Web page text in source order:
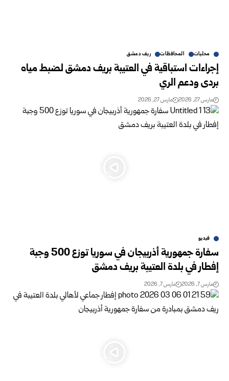
محليات المحافظات ريف دمشق
إجراءات استباقية في العتيبة بريف دمشق لضبط مياه
بردى ودعم الري
مارس 27, 2026 مارس 27, 2026
فيديو
سفارة جمهورية أذربيجان في سوريا توزع 500 وجبة
إفطار في بلدة العتيبة بريف دمشق
مارس 7, 2026 مارس 7, 2026